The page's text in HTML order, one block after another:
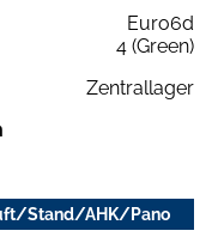
Euro6d
4 (Green)
Zentrallager
Stand/AHK/Pano